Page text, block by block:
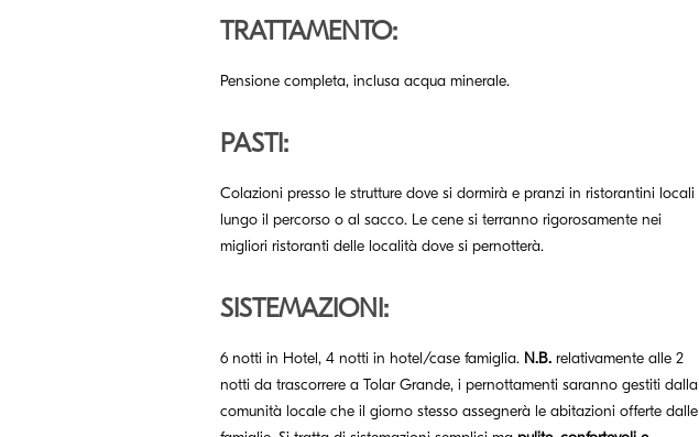
TRATTAMENTO:
Pensione completa, inclusa acqua minerale.
PASTI:
Colazioni presso le strutture dove si dormirà e pranzi in ristorantini locali
lungo il percorso o al sacco. Le cene si terranno rigorosamente nei
migliori ristoranti delle località dove si pernotterà.
SISTEMAZIONI:
6 notti in Hotel, 4 notti in hotel/case famiglia. N.B.relativamente alle 2
notti da trascorrere a Tolar Grande, i pernottamenti saranno gestiti dalla
comunità locale che il giorno stesso assegnerà le abitazioni offerte dalle